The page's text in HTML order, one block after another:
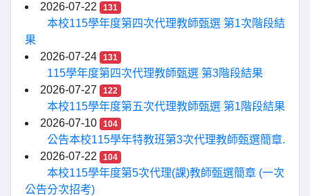
2026-07-22
131
本校115學年度第四次代理教師甄選 第1次階段結
果
2026-07-24
131
115學年度第四次代理教師甄選 第3階段結果
2026-07-27
122
本校115學年度第五次代理教師甄選 第1階段結果
2026-07-10
104
公告本校115學年特教班第3次代理教師甄選簡章.
2026-07-22
104
本校115學年度第5次代理(課)教師甄選簡章 (一次
公告分次招考)